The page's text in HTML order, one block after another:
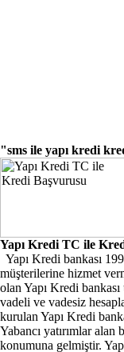
"sms ile yapı kredi
Yapı Kredi TC ile
Yapı Kredi bankası
müşterilerine hizmet
olan Yapı Kredi
vadeli ve vadesiz
kurulan Yapı Kredi
Yabancı yatırımlar
konumuna gelmiştir.